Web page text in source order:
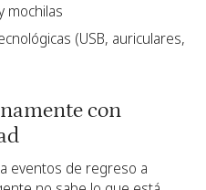
mochilas
(USB, auriculares,
con
eventos de regreso a